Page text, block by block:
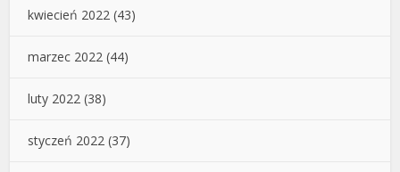
kwiecień 2022 (43)
marzec 2022 (44)
luty 2022 (38)
styczeń 2022 (37)